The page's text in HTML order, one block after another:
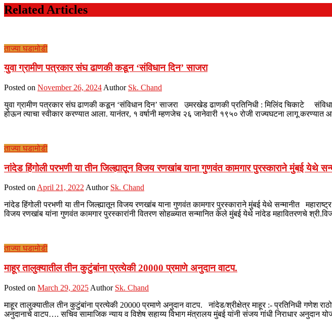
Related Articles
ताज्या घडामोडी
युवा ग्रामीण पत्रकार संघ ढाणकी कडून ‘संविधान दिन’ साजरा
Posted on November 26, 2024 Author Sk. Chand
युवा ग्रामीण पत्रकार संघ ढाणकी कडून ‘संविधान दिन’ साजरा उमरखेड ढाणकी प्रतिनिधी : मिलिंद चिकाटे
होऊन त्याचा स्वीकार करण्यात आला. यानंतर, १ वर्षानी म्हणजेच २६ जानेवारी १९५० रोजी राज्यघटना लागू
ताज्या घडामोडी
नांदेड हिंगोली परभणी या तीन जिल्ह्यातून विजय रणखांब याना गुणवंत कामगार पुरस्काराने मुंबई येथे
Posted onApril 21, 2022Author Sk. Chand
नांदेड हिंगोली परभणी या तीन जिल्ह्यातून विजय रणखांब याना गुणवंत कामगार पुरस्काराने मुंबई येथे सन्मानीत
विजय रणखांब यांना गुणवंत कामगार पुरस्कारांनी वितरण सोहळ्यात सन्मानित केले मुंबई येथे नांदेड महावितरणचे
ताज्या घडामोडी
माहूर तालुक्यातील तीन कुटुंबांना प्रत्येकी 20000 प्रमाणे अनुदान वाटप.
Posted on March 29, 2025 Author Sk. Chand
माहूर तालुक्यातील तीन कुटुंबांना प्रत्येकी 20000 प्रमाणे अनुदान वाटप. नांदेड/श्रीक्षेत्र माहूर :- प्रतिनिधी गणेश
अनुदानाचे वाटप…. सचिव सामाजिक न्याय व विशेष सहाय्य विभाग मंत्रालय मुंबई यांनी संजय गांधी निराधार अनुदान